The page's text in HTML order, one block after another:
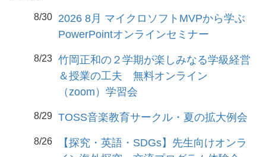
8/30
2026 8月 マイクロソフトMVPから学ぶ
PowerPointオンラインセミナー
8/23 竹岡正和の２学期が楽しみなる学級経営
＆授業の工夫 無料オンライン
（zoom）学習会
8/29 TOSS音楽教育サークル・夏の拡大例会
8/26
【探究・英語・SDGs】先生向けオンラ